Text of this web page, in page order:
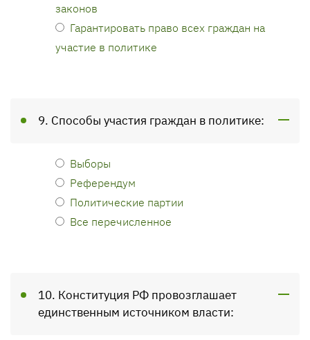
законов
Гарантировать право всех граждан на
участие в политике
9. Способы участия граждан в политике:
Выборы
Референдум
Политические партии
Все перечисленное
10. Конституция РФ провозглашает
единственным источником власти: